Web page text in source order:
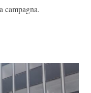
campagna.